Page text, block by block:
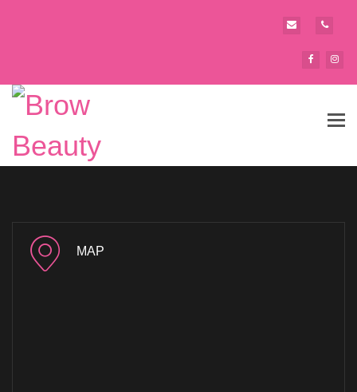
MAP